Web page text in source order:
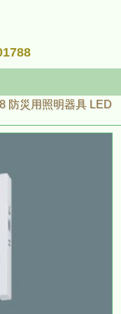
防災用照明器具 LED